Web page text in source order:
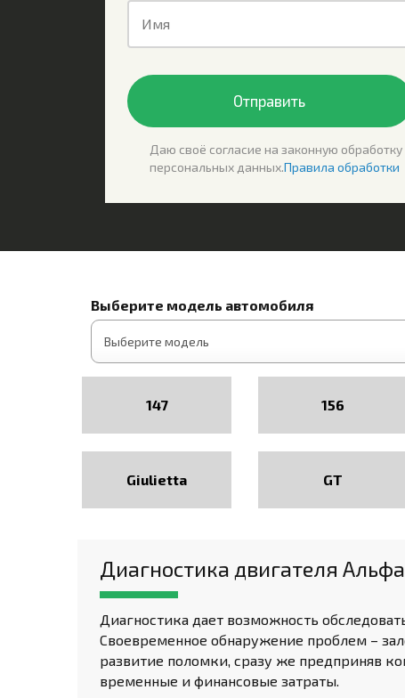
Имя
Отправить
Даю своё согласие на законную обработку
персональных данных.Правила обработки
Выберите модель автомобиля
147 156
Giulietta GT
Диагностика двигателя
Диагностика дает возможность
Своевременное обнаружение проблем –
развитие поломки, сразу же предприняв
временные и финансовые затраты.